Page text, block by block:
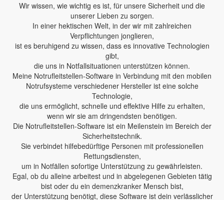
Wir wissen, wie wichtig es ist, für unsere Sicherheit und die
unserer Lieben zu sorgen.
In einer hektischen Welt, in der wir mit zahlreichen
Verpflichtungen jonglieren,
ist es beruhigend zu wissen, dass es innovative Technologien
gibt,
die uns in Notfallsituationen unterstützen können.
Meine Notrufleitstellen-Software in Verbindung mit den mobilen
Notrufsysteme verschiedener Hersteller ist eine solche
Technologie,
die uns ermöglicht, schnelle und effektive Hilfe zu erhalten,
wenn wir sie am dringendsten benötigen.
Die Notrufleitstellen-Software ist ein Meilenstein im Bereich der
Sicherheitstechnik.
Sie verbindet hilfebedürftige Personen mit professionellen
Rettungsdiensten,
um in Notfällen sofortige Unterstützung zu gewährleisten.
Egal, ob du alleine arbeitest und in abgelegenen Gebieten tätig
bist oder du ein demenzkranker Mensch bist,
der Unterstützung benötigt, diese Software ist dein verlässlicher